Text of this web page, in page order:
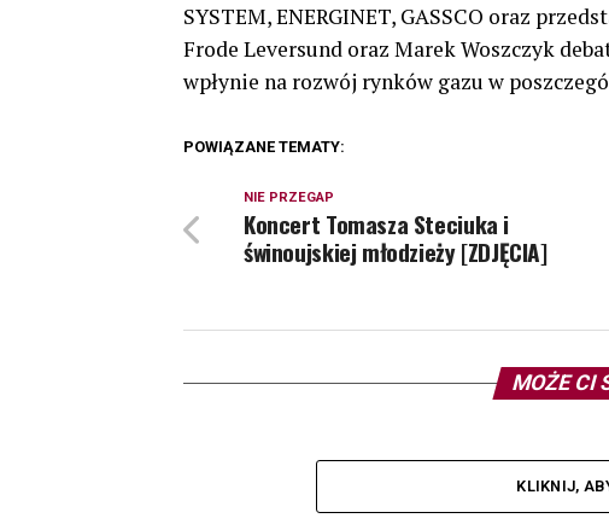
SYSTEM, ENERGINET, GASSCO oraz
Frode Leversund oraz Marek Woszczyk
wpłynie na rozwój rynków gazu w
POWIĄZANE TEMATY:
NIE PRZEGAP
Koncert Tomasza Steciuka i
świnoujskiej młodzieży [ZDJĘCIA]
MOŻE CI
KLIKNIJ,